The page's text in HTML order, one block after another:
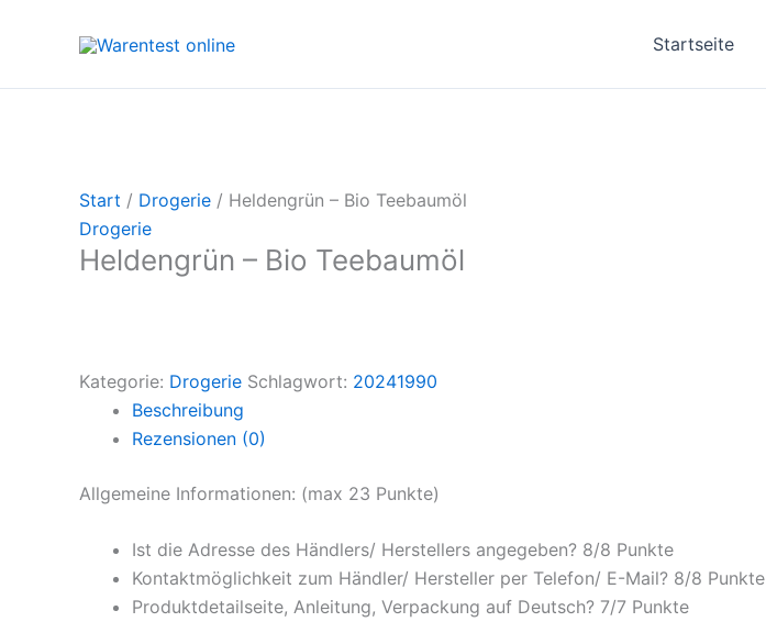
Startseite
Start / Drogerie / Heldengrün – Bio Teebaumöl
Drogerie
Heldengrün – Bio Teebaumöl
Kategorie: Drogerie Schlagwort: 20241990
Beschreibung
Rezensionen (0)
Allgemeine Informationen: (max 23 Punkte)
Ist die Adresse des Händlers/ Herstellers angegeben? 8/8 Punkte
Kontaktmöglichkeit zum Händler/ Hersteller per Telefon/ E-Mail? 8/8 Punkte
Produktdetailseite, Anleitung, Verpackung auf Deutsch? 7/7 Punkte